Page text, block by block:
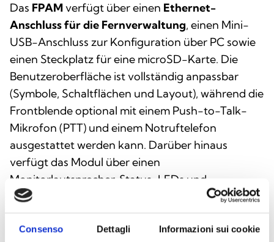
Consenso Dettagli Informazioni sui cookie
Das FPAMverfügt über einen Ethernet-
Anschluss für die Fernverwaltung, einen Mini-
USB-Anschluss zur Konfiguration über PC sowie
einen Steckplatz für eine microSD-Karte. Die
Benutzeroberfläche ist vollständig anpassbar
(Symbole, Schaltflächen und Layout), während die
Frontblende optional mit einem Push-to-Talk-
Mikrofon (PTT) und einem Notruftelefon
ausgestattet werden kann. Darüber hinaus
verfügt das Modul über einen
Monitorlautsprecher, Status-LEDs und
Funktionstasten für eine schnelle und sichere
Steuerung der Sprachalarmierung.